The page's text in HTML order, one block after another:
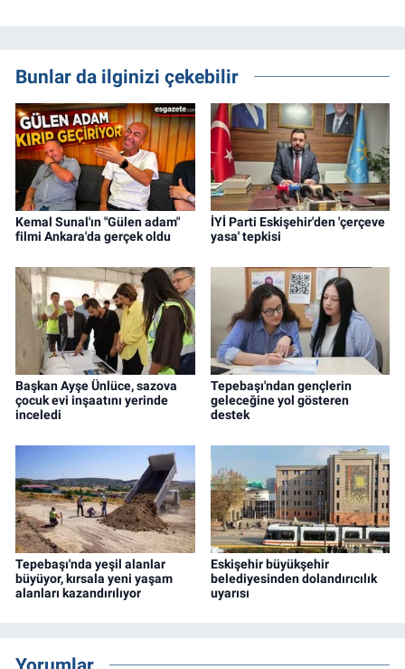
Bunlar da ilginizi çekebilir
Kemal Sunal'ın "Gülen adam"
filmi Ankara'da gerçek oldu
İYİ Parti Eskişehir'den 'çerçeve
yasa' tepkisi
Başkan Ayşe Ünlüce, sazova
çocuk evi inşaatını yerinde
inceledi
Tepebaşı'ndan gençlerin
geleceğine yol gösteren
destek
Tepebaşı'nda yeşil alanlar
büyüyor, kırsala yeni yaşam
alanları kazandırılıyor
Eskişehir büyükşehir
belediyesinden dolandırıcılık
uyarısı